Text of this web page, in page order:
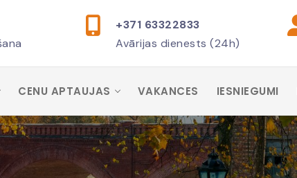
+371 63322833
Avārijas dienests (24h)
CENU APTAUJAS VAKANCES IESNIEGUMI